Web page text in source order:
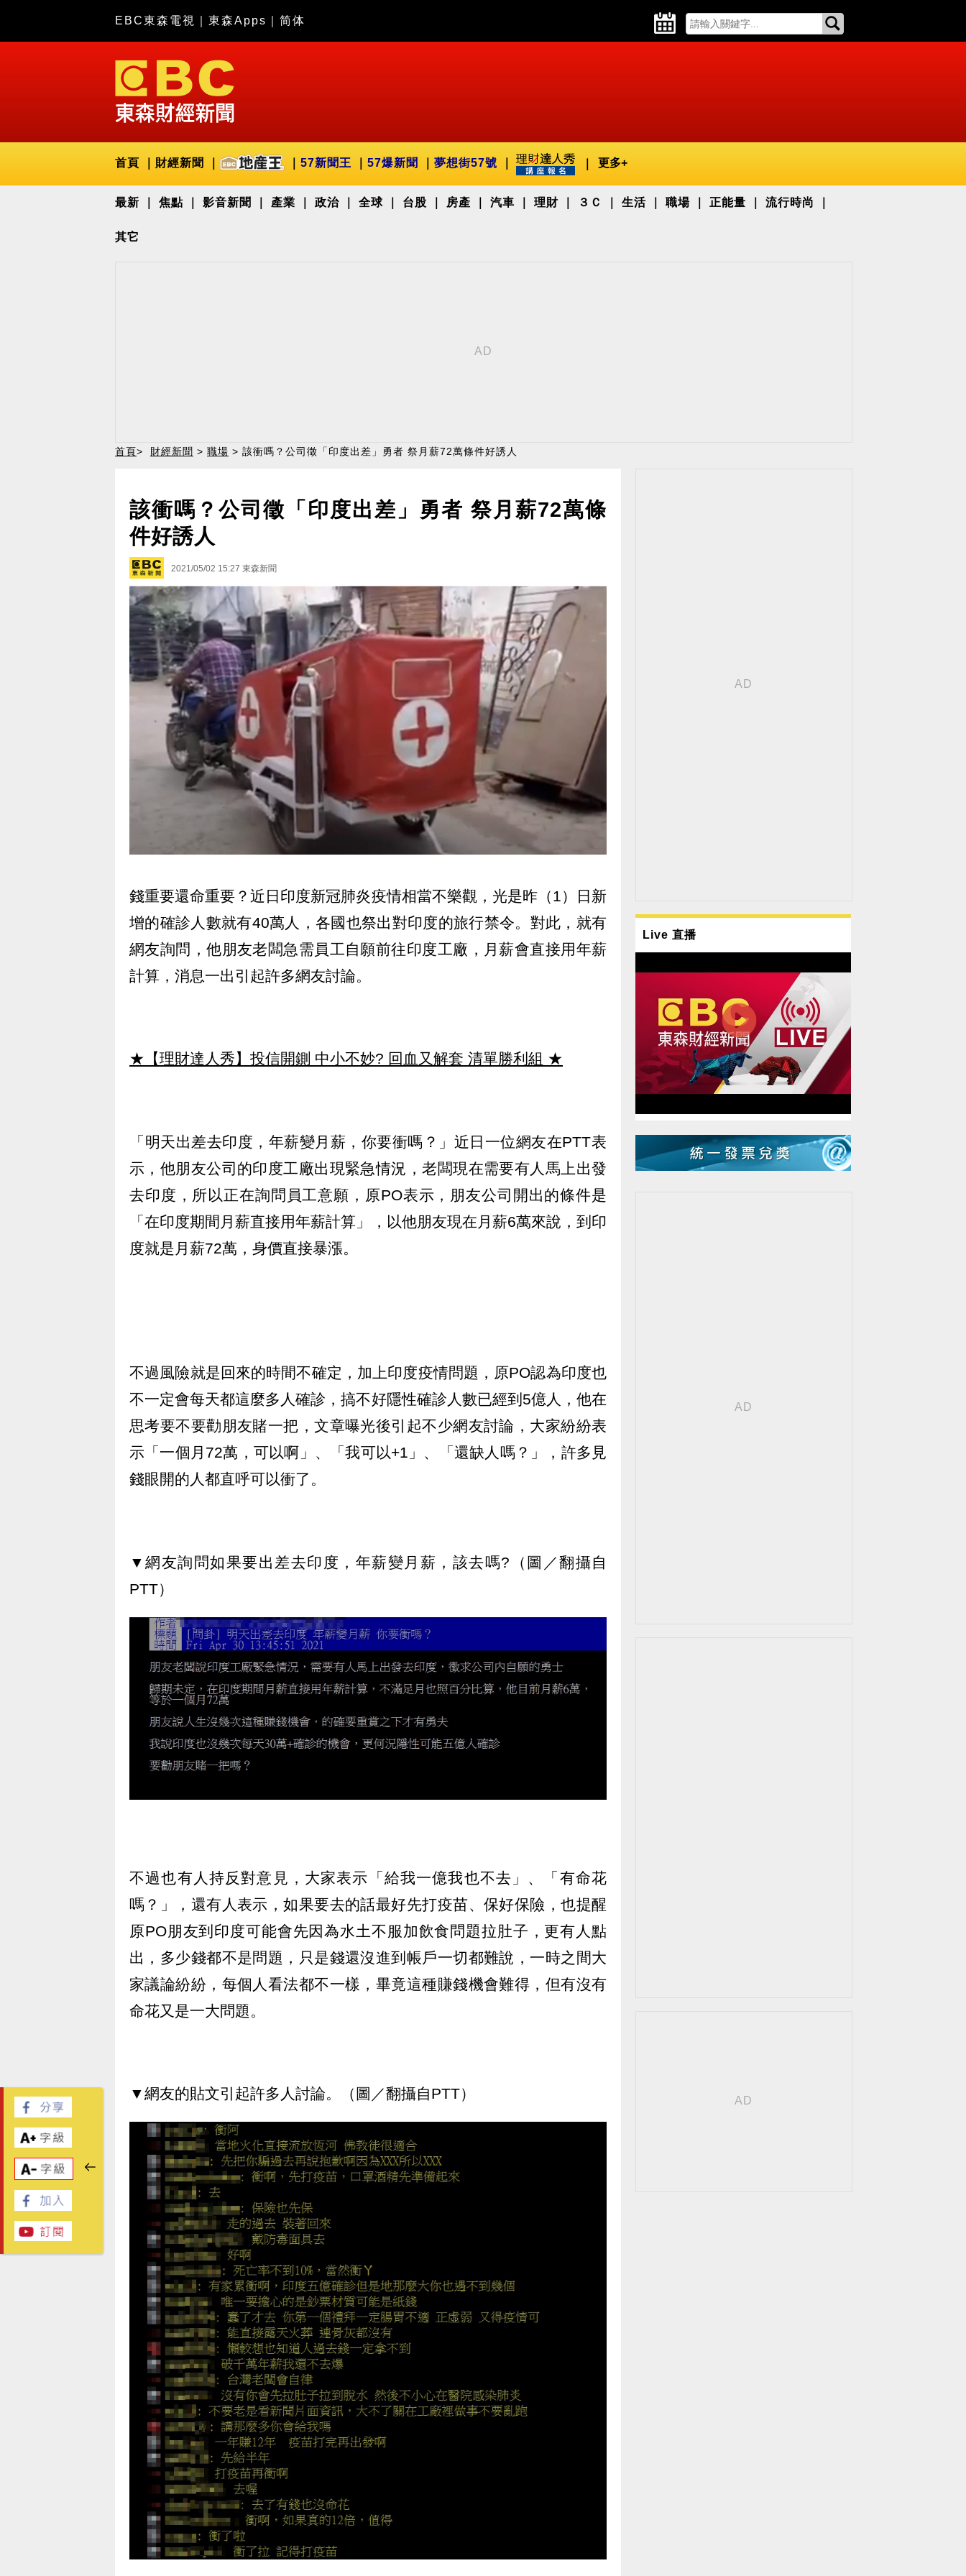
EBC東森電視 東森Apps 简体
首頁 財經新聞 57新聞王 57爆新聞 夢想街57號 更多+
最新 焦點 影音新聞 產業 政治 全球 台股 房產 汽車 理財 ３Ｃ 生活 職場 正能量 流行時尚
其它
首頁> 財經新聞 > 職場 > 該衝嗎？公司徵「印度出差」勇者 祭月薪72萬條件好誘人
該衝嗎？公司徵「印度出差」勇者 祭月薪72萬條
件好誘人
2021/05/02 15:27 東森新聞
錢重要還命重要？近日印度新冠肺炎疫情相當不樂觀，光是昨（1）日新
增的確診人數就有40萬人，各國也祭出對印度的旅行禁令。對此，就有
網友詢問，他朋友老闆急需員工自願前往印度工廠，月薪會直接用年薪
計算，消息一出引起許多網友討論。
★【理財達人秀】投信開鍘 中小不妙? 回血又解套 清單勝利組 ★
「明天出差去印度，年薪變月薪，你要衝嗎？」近日一位網友在PTT表
示，他朋友公司的印度工廠出現緊急情況，老闆現在需要有人馬上出發
去印度，所以正在詢問員工意願，原PO表示，朋友公司開出的條件是
「在印度期間月薪直接用年薪計算」，以他朋友現在月薪6萬來說，到印
度就是月薪72萬，身價直接暴漲。
不過風險就是回來的時間不確定，加上印度疫情問題，原PO認為印度也
不一定會每天都這麼多人確診，搞不好隱性確診人數已經到5億人，他在
思考要不要勸朋友賭一把，文章曝光後引起不少網友討論，大家紛紛表
示「一個月72萬，可以啊」、「我可以+1」、「還缺人嗎？」，許多見
錢眼開的人都直呼可以衝了。
▼網友詢問如果要出差去印度，年薪變月薪，該去嗎?（圖／翻攝自
PTT）
不過也有人持反對意見，大家表示「給我一億我也不去」、「有命花
嗎？」，還有人表示，如果要去的話最好先打疫苗、保好保險，也提醒
原PO朋友到印度可能會先因為水土不服加飲食問題拉肚子，更有人點
出，多少錢都不是問題，只是錢還沒進到帳戶一切都難說，一時之間大
家議論紛紛，每個人看法都不一樣，畢竟這種賺錢機會難得，但有沒有
命花又是一大問題。
▼網友的貼文引起許多人討論。（圖／翻攝自PTT）
Live 直播